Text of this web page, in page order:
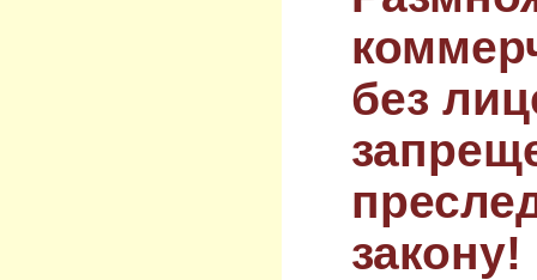
без
закону!